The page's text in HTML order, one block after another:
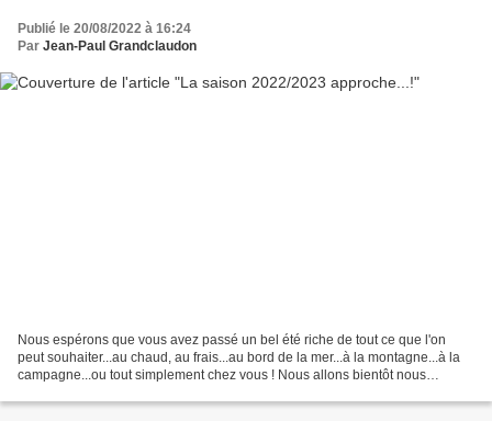
Publié le 20/08/2022 à 16:24
Par Jean-Paul Grandclaudon
Nous espérons que vous avez passé un bel été riche de tout ce que l'on
peut souhaiter...au chaud, au frais...au bord de la mer...à la montagne...à la
campagne...ou tout simplement chez vous ! Nous allons bientôt nous